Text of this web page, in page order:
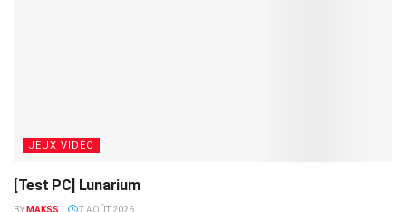
JEUX VIDÉO
[Test PC] Lunarium
BY MAKSS 7 AOÛT 2026